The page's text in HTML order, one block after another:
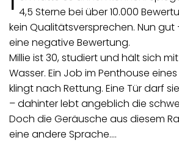
4,5 Sterne bei über 10.000
kein Qualitätsversprechen. Nun gut
eine negative Bewertung.
Millie ist 30, studiert und hält sich
Wasser. Ein Job im Penthouse
klingt nach Rettung. Eine Tür darf
– dahinter lebt angeblich die
Doch die Geräusche aus diesem
eine andere Sprache.…